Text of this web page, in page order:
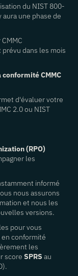
du NIST 800-
une phase de
dans les mois
CMMC
d'évaluer votre
2.0 ou NIST
(RPO)
les
informé
nous assurons
et nous les
versions.
pour vous
conformité
les
scoreSPRSau